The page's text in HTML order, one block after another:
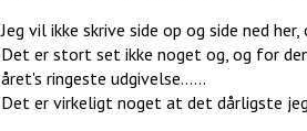
Jeg vil ikke skrive side op og side ned
Det er stort set ikke noget og, og for
året's ringeste udgivelse......
Det er virkeligt noget at det dårligste